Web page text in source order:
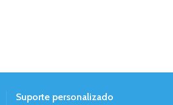
Suporte personalizado